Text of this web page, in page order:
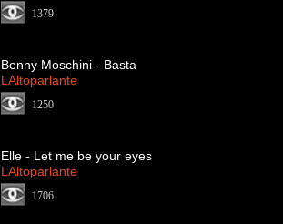
1379
Benny Moschini - Basta
LAltoparlante
1250
Elle - Let me be your eyes
LAltoparlante
1706